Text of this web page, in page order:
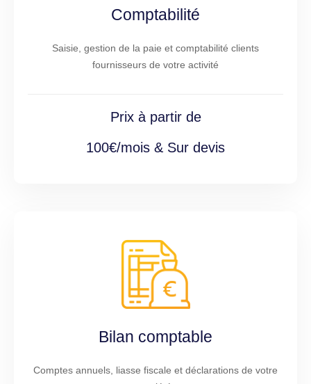
Comptabilité
Saisie, gestion de la paie et comptabilité clients
fournisseurs de votre activité
Prix à partir de
100€/mois & Sur devis
Bilan comptable
Comptes annuels, liasse fiscale et déclarations de votre